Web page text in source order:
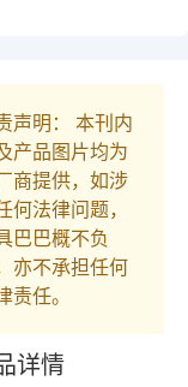
声明： 本刊内
产品图片均为
商提供，如涉
何法律问题，
巴巴概不负
亦不承担任何
责任。
详情